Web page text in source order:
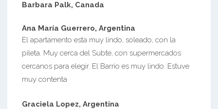
Barbara Palk, Canada
Ana María Guerrero, Argentina
El apartamento esta muy lindo, soleado, con la
pileta. Muy cerca del Subte, con supermercados
cercanos para elegir. El Barrio es muy lindo. Estuve
muy contenta
Graciela Lopez, Argentina